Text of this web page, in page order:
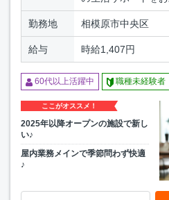
勤務地 相模原市中央区
給与 時給1,407円
60代以上活躍中 職種未経験者
ここがオススメ！
2025年以降オープンの施設で新し
い♪
屋内業務メインで季節問わず快適
♪